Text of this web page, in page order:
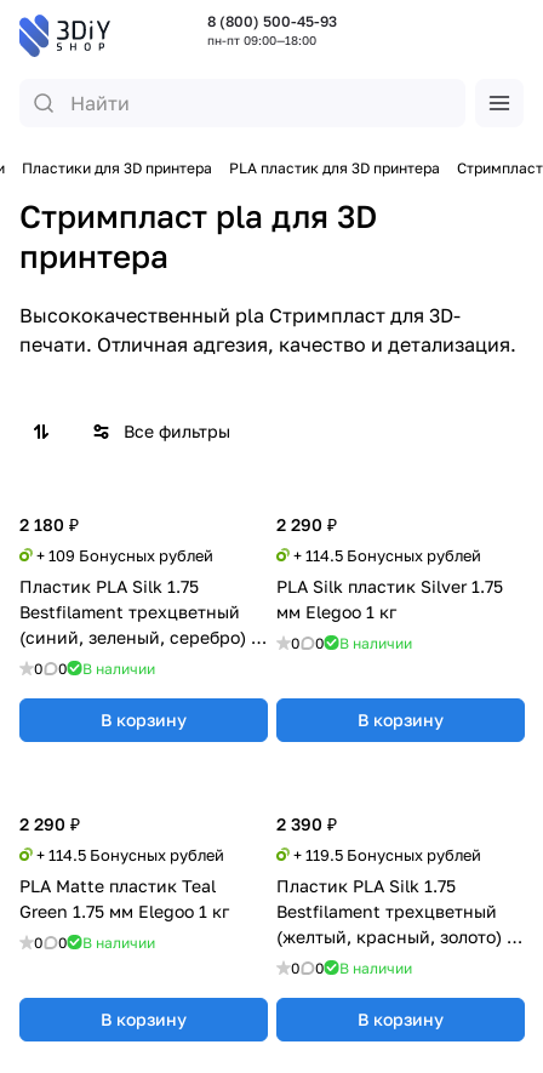
8 (800) 500-45-93
пн-пт 09:00—18:00
Пластики для 3D принтера PLA пластик для 3D принтера Стримпласт
Стримпласт pla для 3D
принтера
Высококачественный pla Стримпласт для 3D-
печати. Отличная адгезия, качество и детализация.
Все фильтры
2 180 ₽
+ 109 Бонусных рублей
Пластик PLA Silk 1.75
Bestfilament трехцветный
(синий, зеленый, серебро) 1
кг0 0 В наличии
В корзину
2 290 ₽
+ 114.5 Бонусных рублей
PLA Silk пластик Silver 1.75
мм Elegoo 1 кг
0 0 В наличии
В корзину
2 290 ₽
+ 114.5 Бонусных рублей
PLA Matte пластик Teal
Green 1.75 мм Elegoo 1 кг
0 0 В наличии
В корзину
2 390 ₽
+ 119.5 Бонусных рублей
Пластик PLA Silk 1.75
Bestfilament трехцветный
(желтый, красный, золото) 1
кг0 0 В наличии
В корзину